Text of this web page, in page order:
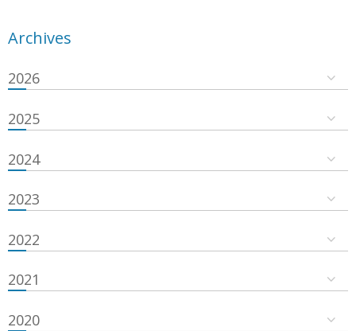
Archives
2026
2025
2024
2023
2022
2021
2020